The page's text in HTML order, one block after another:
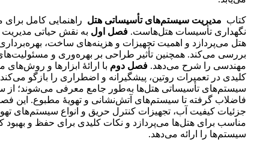
کتاب مدیریت سیستم‌های تأسیساتی هتل راهنمایی کامل برای
نگهداری تأسیسات هتل‌هاست. فصل اول به نقش حیاتی مدیریت
هتل می‌پردازد و اهمیت تجهیزات و هزینه‌های ساخت،
بررسی می‌کند. همچنین تأثیر طراحی بر بهره‌وری و
مهندسی را شرح می‌دهد. فصل دوم با ارائۀ ابزارها و روش‌های
کلیدی در تعمیرات روتین، پیشگیرانه و اضطراری را بازگو
سیستم‌های تأسیساتی هتل‌ها به‌طور جامع معرفی می‌شوند؛ از
فاضلاب گرفته تا سیستم‌های آتش‌نشانی و تهویۀ مطبوع. این
جزئیات کیفیت آب، تجهیزات کنترل حریق و انواع سیستم‌های
مناسب برای هتل‌ها می‌پردازد و نکات کلیدی برای حفظ و بهبود
سیستم‌ها را ارائه می‌دهد.